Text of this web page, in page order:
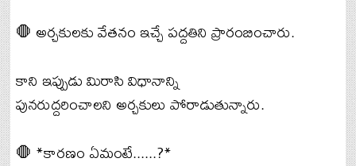
🛑 అర్చకులకు వేతనం ఇచ్చే పద్దతిని ప్రారంబించారు.
కాని ఇప్పుడు మిరాసి విధానాన్ని
పునరుద్దరించాలని అర్చకులు పోరాడుతున్నారు.
🛑 *కారణం ఏమంటే......?*